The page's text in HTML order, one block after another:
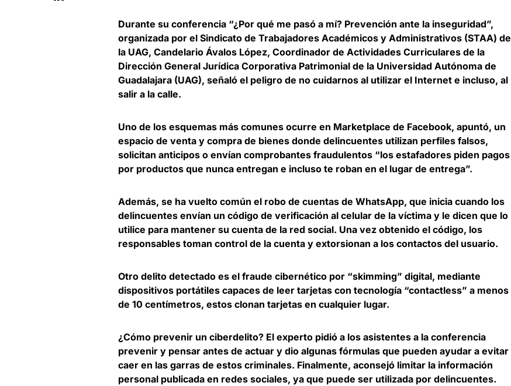
Durante su conferencia “¿Por qué me pasó a mí? Prevención ante la inseguridad”,
organizada por el Sindicato de Trabajadores Académicos y Administrativos (STAA) de
la UAG, Candelario Ávalos López, Coordinador de Actividades Curriculares de la
Dirección General Jurídica Corporativa Patrimonial de la Universidad Autónoma de
Guadalajara (UAG), señaló el peligro de no cuidarnos al utilizar el Internet e incluso, al
salir a la calle.
Uno de los esquemas más comunes ocurre en Marketplace de Facebook, apuntó, un
espacio de venta y compra de bienes donde delincuentes utilizan perfiles falsos,
solicitan anticipos o envían comprobantes fraudulentos “los estafadores piden pagos
por productos que nunca entregan e incluso te roban en el lugar de entrega”.
Además, se ha vuelto común el robo de cuentas de WhatsApp, que inicia cuando los
delincuentes envían un código de verificación al celular de la víctima y le dicen que lo
utilice para mantener su cuenta de la red social. Una vez obtenido el código, los
responsables toman control de la cuenta y extorsionan a los contactos del usuario.
Otro delito detectado es el fraude cibernético por “skimming” digital, mediante
dispositivos portátiles capaces de leer tarjetas con tecnología “contactless” a menos
de 10 centímetros, estos clonan tarjetas en cualquier lugar.
¿Cómo prevenir un ciberdelito? El experto pidió a los asistentes a la conferencia
prevenir y pensar antes de actuar y dio algunas fórmulas que pueden ayudar a evitar
caer en las garras de estos criminales. Finalmente, aconsejó limitar la información
personal publicada en redes sociales, ya que puede ser utilizada por delincuentes.